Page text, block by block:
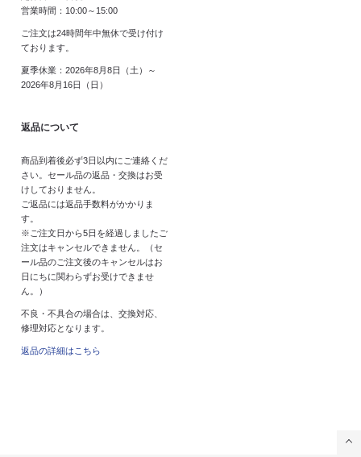
営業時間：10:00～15:00
ご注文は24時間年中無休で受け付け
ております。
夏季休業：2026年8月8日（土）～
2026年8月16日（日）
返品について
商品到着後必ず3日以内にご連絡くだ
さい。セール品の返品・交換はお受
けしておりません。
ご返品には返品手数料がかかりま
す。
※ご注文日から5日を経過しましたご
注文はキャンセルできません。（セ
ール品のご注文後のキャンセルはお
日にちに関わらずお受けできませ
ん。）
不良・不具合の場合は、交換対応、
修理対応となります。
返品の詳細はこちら